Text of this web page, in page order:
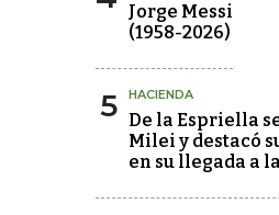
Jorge Messi
(1958-2026)
5 HACIENDA
De la Espriella
Milei y destacó
en su llegada a